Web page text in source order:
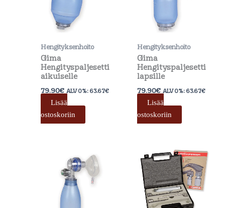
Hengityksenhoito
Gima
Hengityspaljesetti
aikuiselle
79.90€ ALV 0%:63.67€
Lisää
ostoskoriin
Hengityksenhoito
Gima
Hengityspaljesetti
lapsille
79.90€ ALV 0%:63.67€
Lisää
ostoskoriin